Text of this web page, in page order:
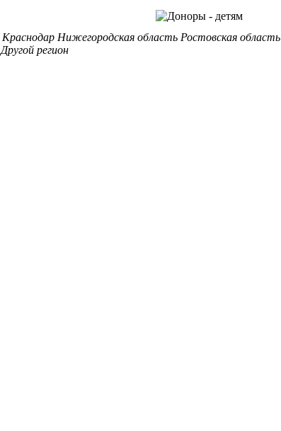
Краснодар Нижегородская область Ростовская область
Другой регион